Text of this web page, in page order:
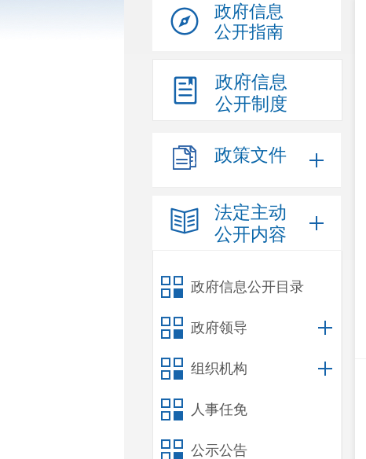
政府信息
公开指南
政府信息
公开制度
政策文件
法定主动
公开内容
政府信息公开目录
政府领导
组织机构
人事任免
公示公告